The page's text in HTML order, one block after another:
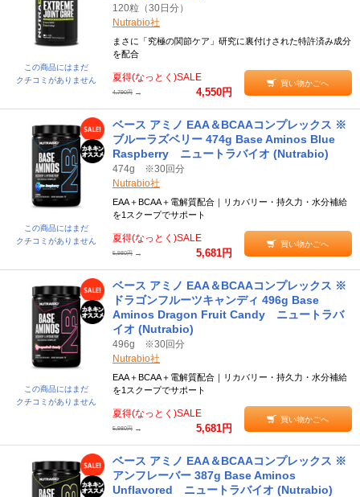
この商品にはまだ
クチコミがありません
120粒（30日分）
Nutrabio社
まさに「究極の関節ケア」研究に裏付けされた特許済み成分
を配合
夏得(なっとく)SALE
4,790円 → 4,550円
買い物かごへ
この商品にはまだ
クチコミがありません
ベース アミノ EAA＆BCAAコンプレックス ※
ブルーラズベリー 474g Base Aminos Blue
Raspberry ニュートラバイオ (Nutrabio)
474g ※30回分
Nutrabio社
EAA＋BCAA＋電解質配合｜リカバリー・持久力・水分補給
を1スクープでサポート
夏得(なっとく)SALE
5,980円 → 5,681円
買い物かごへ
この商品にはまだ
クチコミがありません
ベース アミノ EAA＆BCAAコンプレックス ※
ドラゴンフルーツキャンディ 496g Base
Aminos Dragon Fruit Candy ニュートラバ
イオ (Nutrabio)
496g ※30回分
Nutrabio社
EAA＋BCAA＋電解質配合｜リカバリー・持久力・水分補給
を1スクープでサポート
夏得(なっとく)SALE
5,980円 → 5,681円
買い物かごへ
ベース アミノ EAA＆BCAAコンプレックス ※
アンフレーバー 387g Base Aminos
Unflavored ニュートラバイオ (Nutrabio)